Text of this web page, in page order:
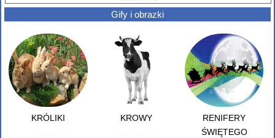
Gify i obrazki
KRÓLIKI KROWY
RENIFERY
ŚWIĘTEGO